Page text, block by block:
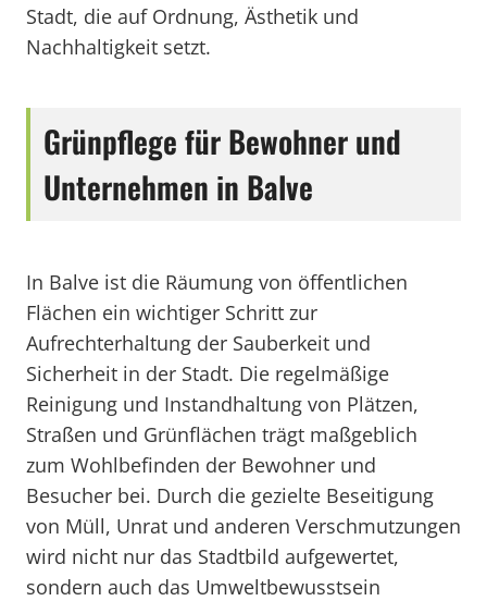
Stadt, die auf Ordnung, Ästhetik und
Nachhaltigkeit setzt.
Grünpflege für Bewohner und
Unternehmen in Balve
In Balve ist die Räumung von öffentlichen
Flächen ein wichtiger Schritt zur
Aufrechterhaltung der Sauberkeit und
Sicherheit in der Stadt. Die regelmäßige
Reinigung und Instandhaltung von Plätzen,
Straßen und Grünflächen trägt maßgeblich
zum Wohlbefinden der Bewohner und
Besucher bei. Durch die gezielte Beseitigung
von Müll, Unrat und anderen Verschmutzungen
wird nicht nur das Stadtbild aufgewertet,
sondern auch das Umweltbewusstsein